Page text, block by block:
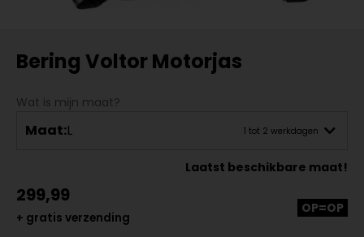
Bering Voltor Motorjas
Wat is mijn maat?
Maat:L 1 tot 2 werkdagen
Laatst beschikbare maat!
299,99
+ gratis verzending
OP=OP